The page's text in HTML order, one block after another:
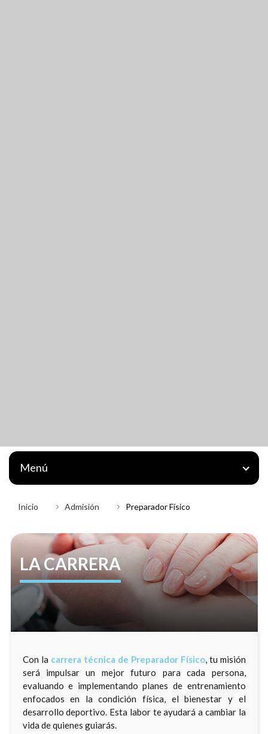
Menú
Inicio Admisión Preparador Físico
LA CARRERA
Con la carrera técnica de Preparador Físico, tu misión
será impulsar un mejor futuro para cada persona,
evaluando e implementando planes de entrenamiento
enfocados en la condición física, el bienestar y el
desarrollo deportivo. Esta labor te ayudará a cambiar la
vida de quienes guiarás.